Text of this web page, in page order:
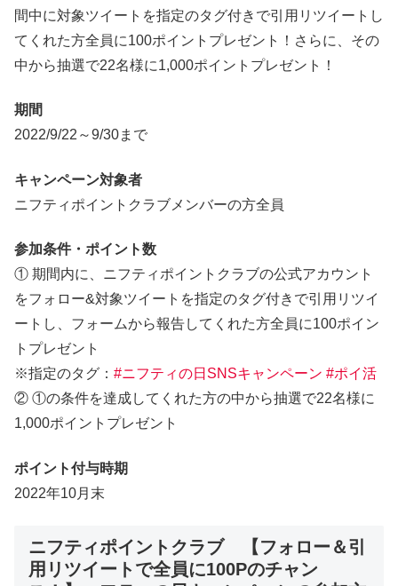
間中に対象ツイートを指定のタグ付きで引用リツイートし
てくれた方全員に100ポイントプレゼント！さらに、その
中から抽選で22名様に1,000ポイントプレゼント！
期間
2022/9/22～9/30まで
キャンペーン対象者
ニフティポイントクラブメンバーの方全員
参加条件・ポイント数
① 期間内に、ニフティポイントクラブの公式アカウント
をフォロー&対象ツイートを指定のタグ付きで引用リツイ
ートし、フォームから報告してくれた方全員に100ポイン
トプレゼント
※指定のタグ： #ニフティの日SNSキャンペーン #ポイ活
② ①の条件を達成してくれた方の中から抽選で22名様に
1,000ポイントプレゼント
ポイント付与時期
2022年10月末
ニフティポイントクラブ 【フォロー＆引
用リツイートで全員に100Pのチャン